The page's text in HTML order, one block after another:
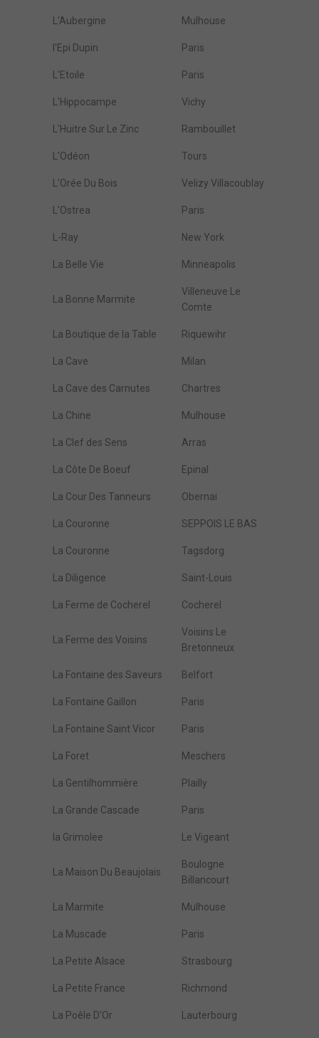
L'Aubergine Mulhouse
l'Epi Dupin Paris
L'Etoile Paris
L'Hippocampe Vichy
L'Huitre Sur Le Zinc Rambouillet
L'Odéon Tours
L'Orée Du Bois Velizy Villacoublay
L'Ostrea Paris
L-Ray New York
La Belle Vie Minneapolis
La Bonne Marmite
Villeneuve Le
Comte
La Boutique de la Table Riquewihr
La Cave Milan
La Cave des Carnutes Chartres
La Chine Mulhouse
La Clef des Sens Arras
La Côte De Boeuf Epinal
La Cour Des Tanneurs Obernai
La Couronne SEPPOIS LE BAS
La Couronne Tagsdorg
La Diligence Saint-Louis
La Ferme de Cocherel Cocherel
La Ferme des Voisins
Voisins Le
Bretonneux
La Fontaine des Saveurs Belfort
La Fontaine Gaillon Paris
La Fontaine Saint Vicor Paris
La Foret Meschers
La Gentilhommière Plailly
La Grande Cascade Paris
la Grimolee Le Vigeant
La Maison Du Beaujolais
Boulogne
Billancourt
La Marmite Mulhouse
La Muscade Paris
La Petite Alsace Strasbourg
La Petite France Richmond
La Poêle D'Or Lauterbourg